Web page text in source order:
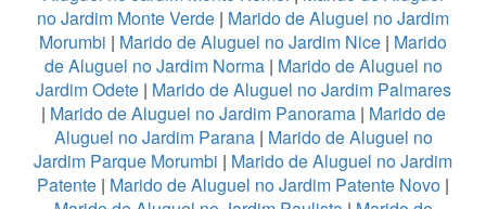
no Jardim Monte Verde | Marido de Aluguel no Jardim
Morumbi | Marido de Aluguel no Jardim Nice | Marido
de Aluguel no Jardim Norma| Marido de Aluguel no
Jardim Odete| Marido de Aluguel no Jardim Palmares
| Marido de Aluguel no Jardim Panorama| Marido de
Aluguel no Jardim Parana| Marido de Aluguel no
Jardim Parque Morumbi | Marido de Aluguel no Jardim
Patente | Marido de Aluguel no Jardim Patente Novo |